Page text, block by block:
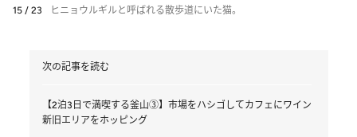
15 / 23 ヒニョウルギルと呼ばれる散歩道にいた猫。
次の記事を読む
【2泊3日で満喫する釜山③】市場をハシゴしてカフェにワイン
新旧エリアをホッピング